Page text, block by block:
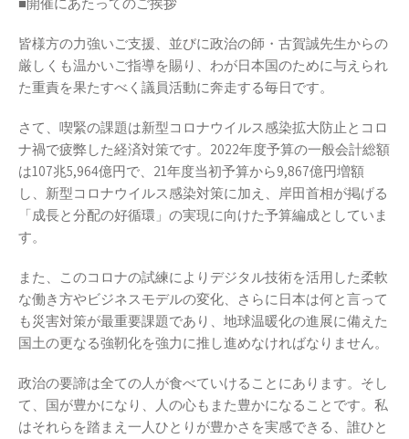
皆様方の力強いご支援、並びに政治の師・古賀誠先生からの
厳しくも温かいご指導を賜り、わが日本国のために与えられ
た重責を果たすべく議員活動に奔走する毎日です。
さて、喫緊の課題は新型コロナウイルス感染拡大防止とコロ
ナ禍で疲弊した経済対策です。2022年度予算の一般会計総額
は107兆5,964億円で、21年度当初予算から9,867億円増額
し、新型コロナウイルス感染対策に加え、岸田首相が掲げる
「成長と分配の好循環」の実現に向けた予算編成としていま
す。
また、このコロナの試練によりデジタル技術を活用した柔軟
な働き方やビジネスモデルの変化、さらに日本は何と言って
も災害対策が最重要課題であり、地球温暖化の進展に備えた
国土の更なる強靭化を強力に推し進めなければなりません。
政治の要諦は全ての人が食べていけることにあります。そし
て、国が豊かになり、人の心もまた豊かになることです。私
はそれらを踏まえ一人ひとりが豊かさを実感できる、誰ひと